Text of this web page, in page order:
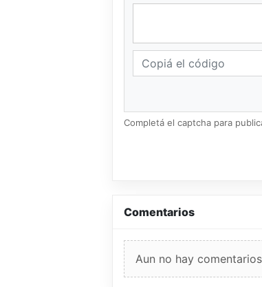
Completá el captcha para
Comentarios
Aun no hay